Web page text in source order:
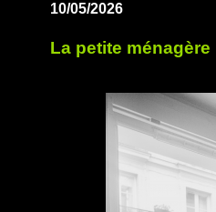
10/05/2026
La petite ménagère